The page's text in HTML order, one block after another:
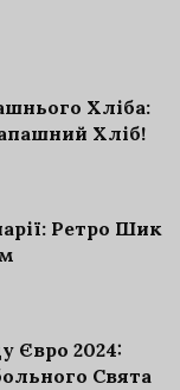
Хліба:
Хліб!
Ретро Шик
Євро 2024:
Свята